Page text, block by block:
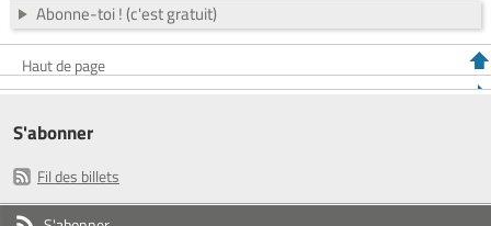
Abonne-toi ! (c'est gratuit)
Haut de page
S'abonner
Fil des billets